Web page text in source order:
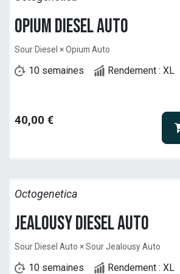
Opium Diesel Auto
Sour Diesel × Opium Auto
10 semaines Rendement : XL
40,00 €
Octogenetica
Jealousy Diesel Auto
Sour Diesel Auto × Sour Jealousy Auto
10 semaines Rendement : XL